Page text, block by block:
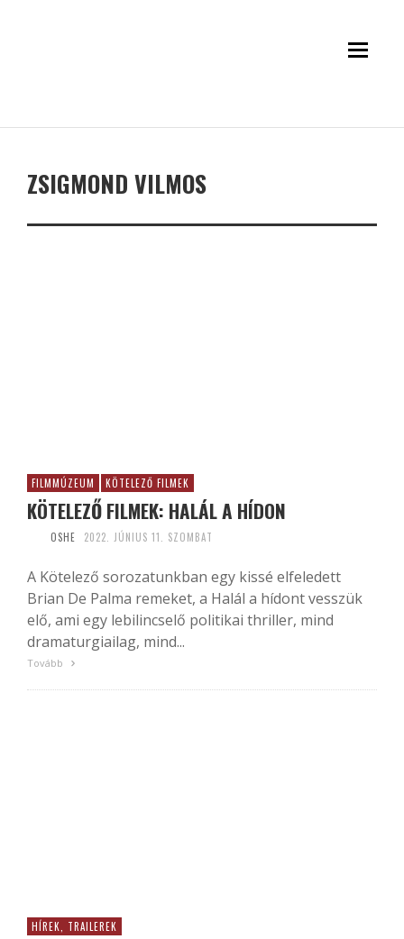
ZSIGMOND VILMOS
FILMMÚZEUM KÖTELEZŐ FILMEK
KÖTELEZŐ FILMEK: HALÁL A HÍDON
OSHE 2022. JÚNIUS 11. SZOMBAT
A Kötelező sorozatunkban egy kissé elfeledett
Brian De Palma remeket, a Halál a hídont vesszük
elő, ami egy lebilincselő politikai thriller, mind
dramaturgiailag, mind...
Tovább
HÍREK, TRAILEREK